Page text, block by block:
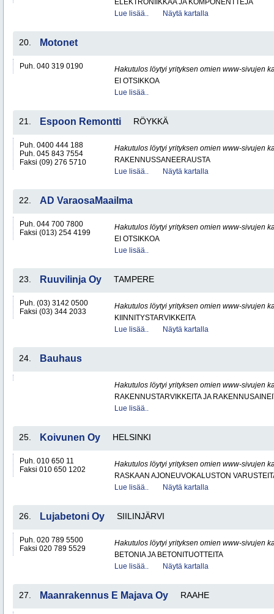
ELEKTRONIIKKAA JA KOMPONENTTEJA
Lue lisää..
Näytä kartalla
20. Motonet
Puh. 040 319 0190
Hakutulos löytyi yrityksen omien www-sivujen
EI OTSIKKOA
Lue lisää..
21. Espoon Remontti RÖYKKÄ
Puh. 0400 444 188
Puh. 045 843 7554
Faksi (09) 276 5710
Hakutulos löytyi yrityksen omien www-sivujen
RAKENNUSSANEERAUSTA
Lue lisää..
Näytä kartalla
22. AD VaraosaMaailma
Puh. 044 700 7800
Faksi (013) 254 4199
Hakutulos löytyi yrityksen omien www-sivujen
EI OTSIKKOA
Lue lisää..
23. Ruuvilinja Oy TAMPERE
Puh. (03) 3142 0500
Faksi (03) 344 2033
Hakutulos löytyi yrityksen omien www-sivujen
KIINNITYSTARVIKKEITA
Lue lisää..
Näytä kartalla
24. Bauhaus
Hakutulos löytyi yrityksen omien www-sivujen
RAKENNUSTARVIKKEITA JA
Lue lisää..
25. Koivunen Oy HELSINKI
Puh. 010 650 11
Faksi 010 650 1202
Hakutulos löytyi yrityksen omien www-sivujen
RASKAAN AJONEUVOKALUSTON
Lue lisää..
Näytä kartalla
26. Lujabetoni Oy SIILINJÄRVI
Puh. 020 789 5500
Faksi 020 789 5529
Hakutulos löytyi yrityksen omien www-sivujen
BETONIA JA BETONITUOTTEITA
Lue lisää..
Näytä kartalla
27. Maanrakennus E Majava Oy RAAHE